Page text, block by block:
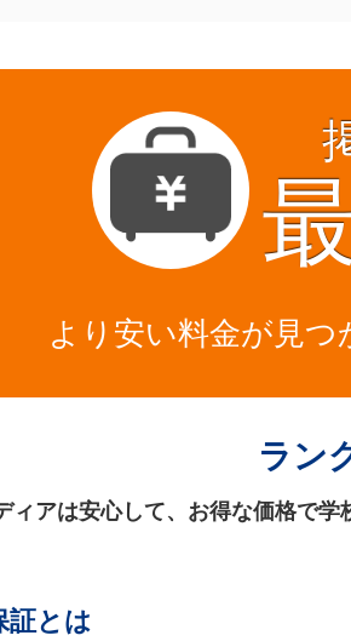
より安い料金が見つ
ラン
ィアは安心して、お得な価格で
証とは